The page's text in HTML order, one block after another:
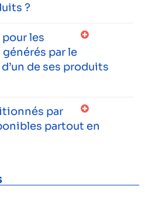
?
les
par le
de ses produits
par
partout en